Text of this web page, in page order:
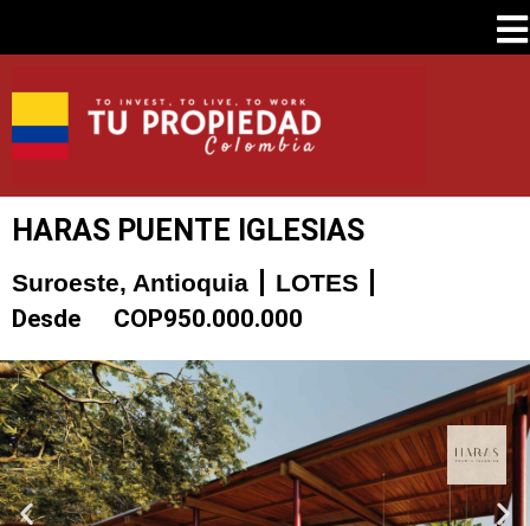
HARAS PUENTE IGLESIAS
Suroeste, Antioquia LOTES
Desde COP950.000.000